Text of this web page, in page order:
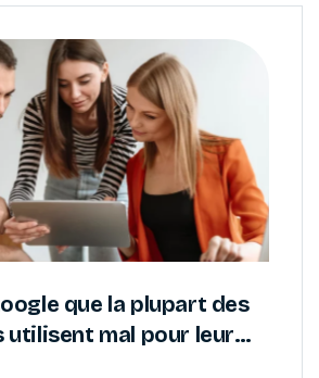
que la plupart des
utilisent mal pour leur